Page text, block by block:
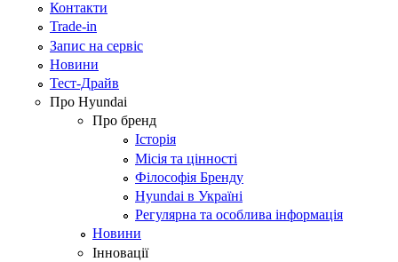
Контакти
Trade-in
Запис на сервіс
Новини
Тест-Драйв
Про Hyundai
Про бренд
Історія
Місія та цінності
Філософія Бренду
Hyundai в Україні
Регулярна та особлива інформація
Новини
Інновації